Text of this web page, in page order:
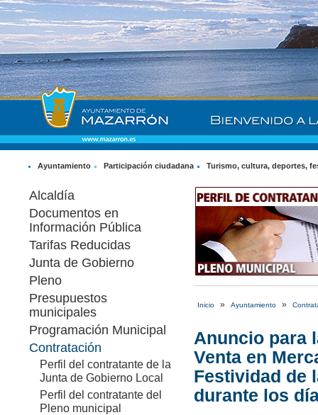
Ayuntamiento Participación ciudadana Turismo, cultura, deportes,
Alcaldía
Documentos en
Información Pública
Tarifas Reducidas
Junta de Gobierno
Pleno
Presupuestos
municipales
Programación Municipal
Contratación
Perfil del contratante de la
Junta de Gobierno Local
Perfil del contratante del
Pleno municipal
Inicio » Ayuntamiento »
Anuncio para
Venta en
Festividad de
durante los